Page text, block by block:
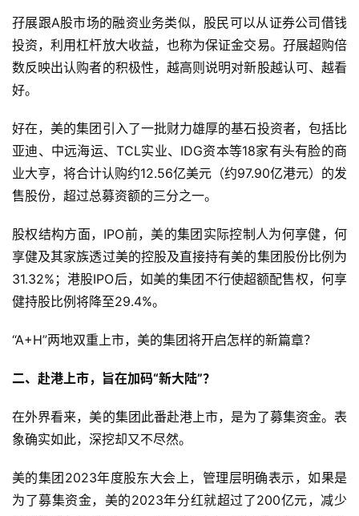
孖展跟A股市场的融资业务类似，股民可以从证券公司借钱
投资，利用杠杆放大收益，也称为保证金交易。孖展超购倍
数反映出认购者的积极性，越高则说明对新股越认可、越看
好。
好在，美的集团引入了一批财力雄厚的基石投资者，包括比
亚迪、中远海运、TCL实业、IDG资本等18家有头有脸的商
业大亨，将合计认购约12.56亿美元（约97.90亿港元）的发
售股份，超过总募资额的三分之一。
股权结构方面，IPO前，美的集团实际控制人为何享健，何
享健及其家族透过美的控股及直接持有美的集团股份比例为
31.32%；港股IPO后，如美的集团不行使超额配售权，何享
健持股比例将降至29.4%。
“A+H”两地双重上市，美的集团将开启怎样的新篇章？
二、赴港上市，旨在加码“新大陆”？
在外界看来，美的集团此番赴港上市，是为了募集资金。表
象确实如此，深挖却又不尽然。
美的集团2023年度股东大会上，管理层明确表示，如果是
为了募集资金，美的2023年分红就超过了200亿元，减少